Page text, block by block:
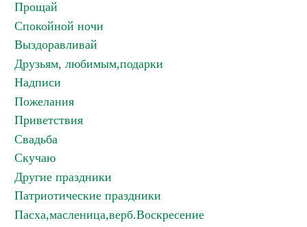
Прощай
Спокойной ночи
Выздоравливай
Друзьям, любимым,подарки
Надписи
Пожелания
Приветствия
Свадьба
Скучаю
Другие праздники
Патриотические праздники
Пасха,масленица,верб.Воскресение